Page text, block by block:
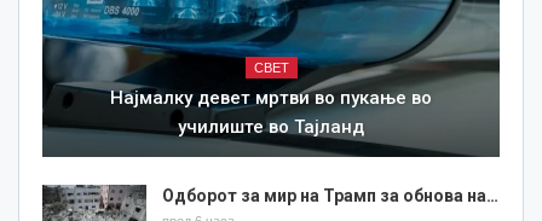
СВЕТ
Најмалку девет мртви во пукање во
училиште во Тајланд
Одборот за мир на Трамп за обнова на…